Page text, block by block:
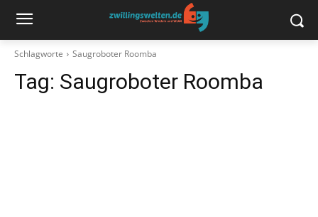
Schlagworte Saugroboter Roomba
Tag: Saugroboter Roomba